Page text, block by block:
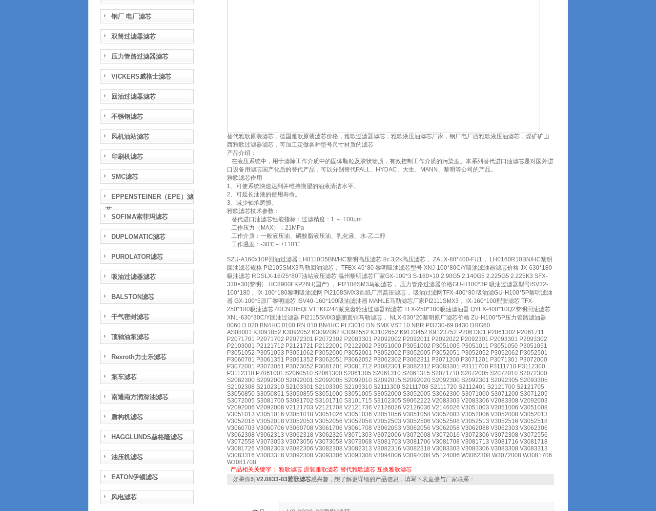
钢厂 电厂滤芯
双筒过滤器滤芯
压力管路过滤器滤芯
VICKERS威格士滤芯
回油过滤器滤芯
不锈钢滤芯
风机油站滤芯
印刷机滤芯
SMC滤芯
EPPENSTEINER（EPE）滤
芯
SOFIMA索菲玛滤芯
DUPLOMATIC滤芯
PUROLATOR滤芯
吸油过滤器滤芯
BALSTON滤芯
干气密封滤芯
顶轴油泵滤芯
Rexroth力士乐滤芯
泵车滤芯
南通南方润滑油滤芯
盾构机滤芯
HAGGLUNDS赫格隆滤芯
油压机滤芯
EATON伊顿滤芯
风电滤芯
替代雅歌原装滤芯，德国雅歌原装滤芯价格，雅歌过滤器滤芯，雅歌液压油滤芯厂家，钢厂电厂西雅歌液压油滤芯，煤矿矿山
西雅歌过滤器滤芯，可加工定做各种型号尺寸材质的滤芯
产品介绍：
在液压系统中，用于滤除工作介质中的固体颗粒及胶状物质，有效控制工作介质的污染度。本系列替代进口油滤芯是对国外进
口设备用滤芯国产化后的替代产品，可以分别替代PALL、HYDAC、大生、MANN、黎明等公司的产品。
雅歌滤芯作用
1、可使系统快速达到并维持期望的油液清洁水平。
2、可延长油液的使用寿命。
3、减少轴承磨损。
雅歌滤芯技术参数：
替代进口油滤芯性能指标：过滤精度：1 ～ 100μm
工作压力（MAX）：21MPa
工作介质：一般液压油、磷酸脂液压油、乳化液、水-乙二醇
工作温度：-30℃～+110℃
SZU-A160x10P回油过滤器 LH0110D5BN/HC黎明高压滤芯 8c 3j2k高压滤芯， ZALX-80*400-FU1， LH0160R10BN/HC黎明
回油滤芯规格 PI2105SMX3马勒回油滤芯， TFBX-45*80 黎明吸油滤芯型号 XNJ-100*80C/Y吸油滤油器滤芯价格 JX-630*180
吸油滤芯 RDSLX-16/25*80T油站液压滤芯 温州黎明滤芯厂家GX-100*3 S-160×10 2.90G5 2.140G5 2.225G5 2.225K3 SFX-
330×30(黎明） HC8900FKP26H(国产) ， PI2108SM3马勒滤芯， 压力管路过滤器价格GU-H100*3P 吸油过滤器型号ISV32-
100*180， IX-100*180黎明吸油滤网 PI2108SMX3造纸厂用高压滤芯， 吸油过滤网TFX-400*80 吸油滤GU-H100*5P黎明滤油
器 GX-100*5原厂黎明滤芯 ISV40-160*100吸油滤油器 MAHLE马勒滤芯厂家PI2111SMX3， IX-160*100配套滤芯 TFX-
250*180吸油滤芯 40CN205QEVT1KG244派克齿轮油过滤器精滤芯 TFX-250*180吸油滤油器 QYLX-400*10Q2黎明回油滤芯
XNL-630*30C/Y回油过滤器 PI2115SMX3盛鹏直销马勒滤芯， NLX-630*20黎明原厂滤芯价格 ZU-H100*5P压力管路滤油器
0060 D 020 BN4HC 0100 RN 010 BN4HC PI 73010 DN SMX VST 10 NBR PI3730-69 8430 DRG60
AS08001 K3091852 K3092052 K3092062 K3092552 K3102652 K9123452 K9123752 P2061301 P2061302 P2061711
P2071701 P2071702 P2072301 P2072302 P2083301 P2092002 P2092011 P2092022 P2092301 P2093301 P2093302
P2103001 P2121712 P2121721 P2122001 P2122002 P3051000 P3051002 P3051005 P3051011 P3051050 P3051051
P3051052 P3051053 P3051062 P3052000 P3052001 P3052002 P3052005 P3052051 P3052052 P3052062 P3052501
P3060701 P3061351 P3061352 P3062051 P3062052 P3062302 P3062311 P3071200 P3071201 P3071301 P3072000
P3072001 P3073051 P3073052 P3081701 P3081712 P3082301 P3082312 P3083301 P3111700 P3111710 P3112300
P3112310 P7061001 S2060510 S2061300 S2061305 S2061310 S2061315 S2071710 S2072005 S2072010 S2072300
S2082300 S2092000 S2092001 S2092005 S2092010 S2092015 S2092020 S2092300 S2092301 S2092305 S2093305
S2102308 S2102310 S2103301 S2103305 S2103310 S2111300 S2111708 S2111720 S2112401 S2121700 S2121705
S3050850 S3050851 S3050855 S3051000 S3051005 S3052000 S3052005 S3062300 S3071000 S3071200 S3071205
S3072005 S3081700 S3081702 S3101710 S3101715 S3102305 S9062222 V2083303 V2083306 V2083308 V2092003
V2092006 V2092008 V2121703 V2121708 V2121736 V2126026 V2126036 V2146026 V3051003 V3051006 V3051008
V3051013 V3051016 V3051018 V3051026 V3051036 V3051056 V3051058 V3052003 V3052006 V3052008 V3052013
V3052016 V3052018 V3052053 V3052056 V3052058 V3052503 V3052506 V3052508 V3052513 V3052516 V3052518
V3060703 V3060706 V3060708 V3061706 V3061708 V3062053 V3062056 V3062058 V3062088 V3062303 V3062306
V3062308 V3062313 V3062318 V3062326 V3071303 V3072006 V3072008 V3072016 V3072306 V3072308 V3072556
V3072558 V3073053 V3073056 V3073058 V3073068 V3081703 V3081706 V3081708 V3081713 V3081716 V3081718
V3081726 V3082303 V3082306 V3082308 V3082313 V3082316 V3082318 V3083303 V3083306 V3083308 V3083313
V3083316 V3083318 V3092308 V3093306 V3093308 V3094006 V3094008 V5124006 W3062308 W3072008 W3081706
W3081708
产品相关关键字： 雅歌滤芯 原装雅歌滤芯 替代雅歌滤芯 互换雅歌滤芯
如果你对V2.0833-03雅歌滤芯感兴趣，想了解更详细的产品信息，填写下表直接与厂家联系：